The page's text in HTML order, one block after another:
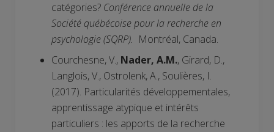
catégories? Conférence annuelle de la
Société québécoise pour la recherche en
psychologie (SQRP). Montréal, Canada.
Courchesne, V., Nader, A.M., Girard, D.,
Langlois, V., Ostrolenk, A., Soulières, I.
(2017). Particularités développementales,
apprentissage atypique et intérêts
particuliers : les apports de la recherche